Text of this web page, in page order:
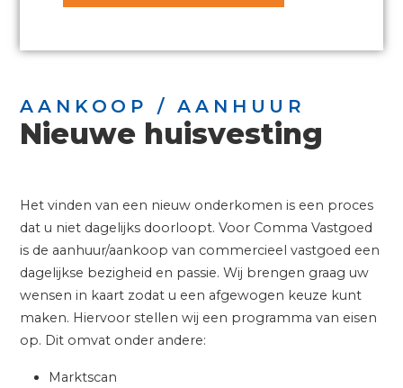
AANKOOP / AANHUUR
Nieuwe huisvesting
Het vinden van een nieuw onderkomen is een proces
dat u niet dagelijks doorloopt. Voor Comma Vastgoed
is de aanhuur/aankoop van commercieel vastgoed een
dagelijkse bezigheid en passie. Wij brengen graag uw
wensen in kaart zodat u een afgewogen keuze kunt
maken. Hiervoor stellen wij een programma van eisen
op. Dit omvat onder andere:
Marktscan